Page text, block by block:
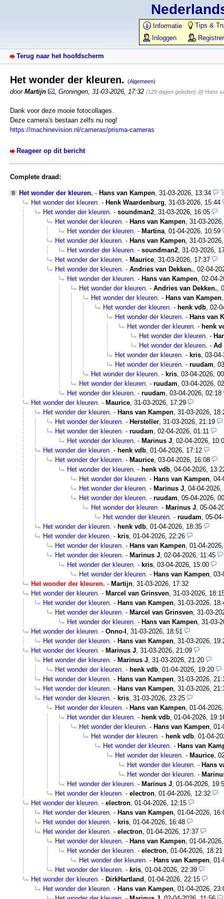
Informatie
Tips &
Inloggen
Terug naar het hoofdscherm
Het wonder der kleuren. (Algemeen)
door Martijn Groningen 31-03-2026, 17:32 (129 dagen geleden) @ Hans
Dank voor deze mooie fotocollages.
Deze camera's bestaan zelfs nu nog!
https://machinevision.nl/cameras/prisma-cameras
Reageer op dit bericht
Complete draad:
Het wonder der kleuren. - Hans van Kampen 31-03-2026, 13:34
Het wonder der kleuren. - Henk Waardenburg 31-03-2026, 15:44
Het wonder der kleuren. - soundman2 31-03-2026, 16:05
Het wonder der kleuren. - Hans van Kampen 31-03-
Het wonder der kleuren. - Martina 01-04-2026, 10:59
Het wonder der kleuren. - Hans van Kampen 31-03-
Het wonder der kleuren. - soundman2 31-03-2026,
Het wonder der kleuren. - Maurice 31-03-2026, 17:37
Het wonder der kleuren. - Andries van Dekken. 02-04-
Het wonder der kleuren. - Hans van Kampen 02-04-
Het wonder der kleuren. - Andries van Dekken.
Het wonder der kleuren. - Hans van Kampen
Het wonder der kleuren. - henk vdb 02-
Het wonder der kleuren. - Hans van
Het wonder der kleuren. - henk
Het wonder der kleuren. -
Het wonder der kleuren. - Ad
Het wonder der kleuren. - kris 03-
Het wonder der kleuren. - ruudam
Het wonder der kleuren. - kris 03-04-2026,
Het wonder der kleuren. - ruudam 03-04-2026,
Het wonder der kleuren. - ruudam 03-04-2026, 02:18
Het wonder der kleuren. - Maurice 31-03-2026, 17:29
Het wonder der kleuren. - Hans van Kampen 31-03-2026,
Het wonder der kleuren. - Hersteller 31-03-2026, 21:19
Het wonder der kleuren. - ruudam 02-04-2026, 01:11
Het wonder der kleuren. - Marinus J 02-04-2026,
Het wonder der kleuren. - henk vdb 01-04-2026, 17:12
Het wonder der kleuren. - Maurice 03-04-2026, 16:08
Het wonder der kleuren. - henk vdb 04-04-2026,
Het wonder der kleuren. - Hans van Kampen 04-
Het wonder der kleuren. - Marinus J 04-04-2026,
Het wonder der kleuren. - ruudam 05-04-2026,
Het wonder der kleuren. - Marinus J 05-04-
Het wonder der kleuren. - ruudam 05-
Het wonder der kleuren. - henk vdb 01-04-2026, 18:35
Het wonder der kleuren. - kris 01-04-2026, 22:26
Het wonder der kleuren. - Hans van Kampen 01-04-
Het wonder der kleuren. - Marinus J 02-04-2026, 11:45
Het wonder der kleuren. - kris 03-04-2026, 15:00
Het wonder der kleuren. - Hans van Kampen 03-
Het wonder der kleuren. - Martijn 31-03-2026, 17:32
Het wonder der kleuren. - Marcel van Grinsven 31-03-2026,
Het wonder der kleuren. - Hans van Kampen 31-03-2026,
Het wonder der kleuren. - Marcel van Grinsven 31-03-
Het wonder der kleuren. - Hans van Kampen 31-03-
Het wonder der kleuren. - Onno-I
31-03-2026, 18:51
Het wonder der kleuren. - Hans van Kampen 31-03-2026,
Het wonder der kleuren. - Marinus J 31-03-2026, 21:09
Het wonder der kleuren. - Marinus J 31-03-2026, 21:20
Het wonder der kleuren. - henk vdb 01-04-2026, 19:20
Het wonder der kleuren. - Hans van Kampen 31-03-2026,
Het wonder der kleuren. - Hans van Kampen 31-03-2026,
Het wonder der kleuren. - kris 31-03-2026, 23:25
Het wonder der kleuren. - Hans van Kampen 01-04-
Het wonder der kleuren. - henk vdb 01-04-2026,
Het wonder der kleuren. - Hans van Kampen 01-
Het wonder der kleuren. - henk vdb 01-04-
Het wonder der kleuren. - Hans van
Het wonder der kleuren. - Maurice
Het wonder der kleuren. - Hans
Het wonder der kleuren. -
Het wonder der kleuren. - Marinus J 01-04-2026,
Het wonder der kleuren. - electron 01-04-2026, 12:32
Het wonder der kleuren. - electron 01-04-2026, 12:15
Het wonder der kleuren. - Hans van Kampen 01-04-2026,
Het wonder der kleuren. - kris 01-04-2026, 16:48
Het wonder der kleuren. - electron 01-04-2026, 17:37
Het wonder der kleuren. - Hans van Kampen 01-04-
Het wonder der kleuren. - electron 01-04-2026, 18:21
Het wonder der kleuren. - Hans van Kampen 01-
Het wonder der kleuren. - kris 01-04-2026, 22:39
Het wonder der kleuren. - DirkHartland
01-04-2026, 22:15
Het wonder der kleuren. - Hans van Kampen 01-04-2026,